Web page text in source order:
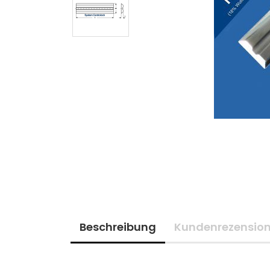
Beschreibung